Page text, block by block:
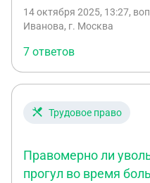
договора трудовым и
иск удовлетворили. Я
восстановление на
вынужденные
будет течь с момента
трудовым?
14 октября 2025, 13:27,
Иванова, г. Москва
7 ответов
Трудовое право
Правомерно ли
прогул во время